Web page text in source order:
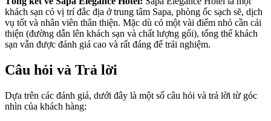
khách sạn có vị trí đắc địa ở trung tâm Sapa, phòng ốc sạch sẽ, dịch
vụ tốt và nhân viên thân thiện. Mặc dù có một vài điểm nhỏ cần cải
thiện (đường dẫn lên khách sạn và chất lượng gối), tổng thể khách
sạn vẫn được đánh giá cao và rất đáng để trải nghiệm.
Câu hỏi và Trả lời
Dựa trên các đánh giá, dưới đây là một số câu hỏi và trả lời từ góc
nhìn của khách hàng: